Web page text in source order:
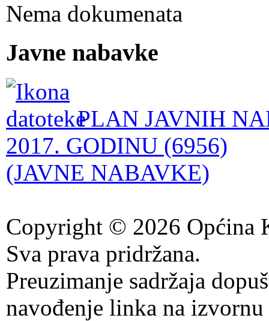
Nema dokumenata
Javne nabavke
PLAN JAVNIH
2017. GODINU (6956)
(JAVNE NABAVKE)
Copyright © 2026 Općina
Sva prava pridržana.
Preuzimanje sadržaja
navođenje linka na izvornu